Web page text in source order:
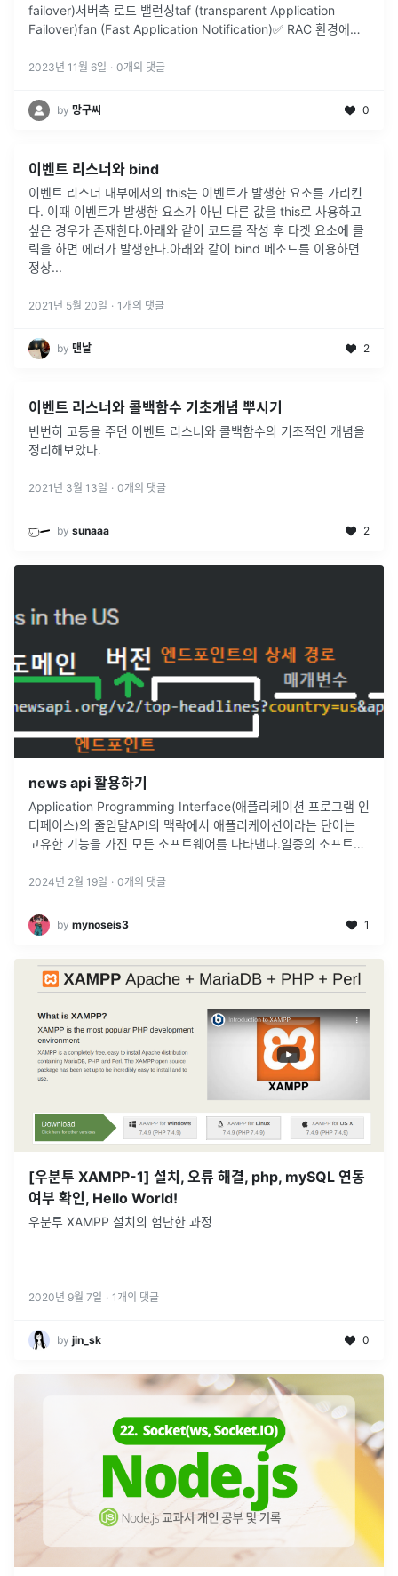
failover)서버측 로드 밸런싱taf (transparent Application
Failover)fan (Fast Application Notification)✅ RAC 환경에서
2023년 11월 6일 · 0개의 댓글
by 망구씨 0
이벤트 리스너와 bind
이벤트 리스너 내부에서의 this는 이벤트가 발생한 요소를 가리킨
다. 이때 이벤트가 발생한 요소가 아닌 다른 값을 this로 사용하고
싶은 경우가 존재한다.아래와 같이 코드를 작성 후 타겟 요소에 클
릭을 하면 에러가 발생한다.아래와 같이 bind 메소드를 이용하면
정상...
2021년 5월 20일 · 1 개의 댓글
by 맨날 2
이벤트 리스너와 콜백함수 기초개념 뿌시기
빈번히 고통을 주던 이벤트 리스너와 콜백함수의 기초적인 개념을
정리해보았다.
2021년 3월 13일 · 0개의 댓글
by sunaaa 2
news api 활용하기
Application Programming Interface(애플리케이션 프로그램 인
터페이스)의 줄임말API의 맥락에서 애플리케이션이라는 단어는
고유한 기능을 가진 모든 소프트웨어를 나타낸다.일종의 소프트웨
다...
2024년 2월 19일 · 0개의 댓글
by mynoseis3 1
[우분투 XAMPP-1] 설치, 오류 해결, php, mySQL 연동
여부 확인, Hello World!
우분투 XAMPP 설치의 험난한 과정
2020년 9월 7일 · 1 개의 댓글
by jin_sk 0